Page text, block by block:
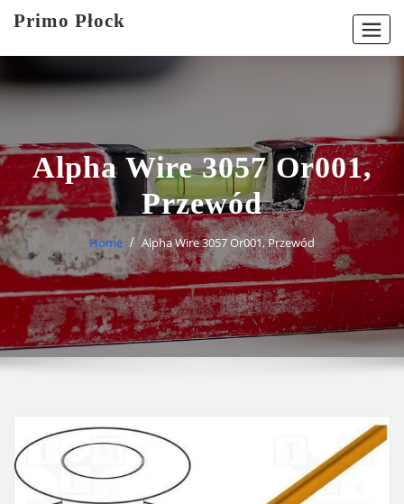
Primo Płock
Alpha Wire 3057 Or001,
Przewód
Home Alpha Wire 3057 Or001, Przewód